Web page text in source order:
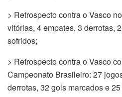
> Retrospecto contra o Vasco
vitórias, 4 empates, 3 derrotas,
sofridos;
> Retrospecto contra o Vasco
Campeonato Brasileiro: 27
derrotas, 32 gols marcados e